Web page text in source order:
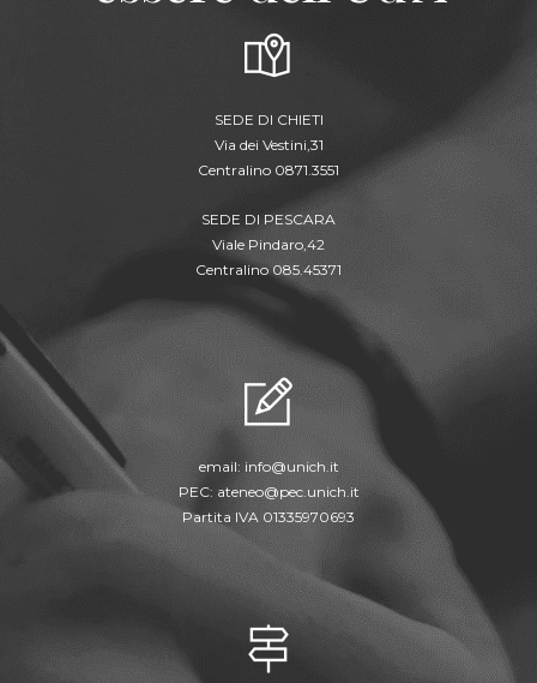
SEDE DI CHIETI
Via dei Vestini,31
Centralino 0871.3551
SEDE DI PESCARA
Viale Pindaro,42
Centralino 085.45371
email: info@unich.it
PEC: ateneo@pec.unich.it
Partita IVA 01335970693